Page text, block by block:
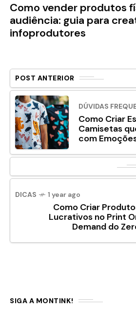
Como vender produtos
audiência: guia para
infoprodutores
POST ANTERIOR
DÚVIDAS
Como Criar
Camisetas
com
DICAS 1 year ago
Como Criar
Lucrativos no Print
Demand do
SIGA A MONTINK!